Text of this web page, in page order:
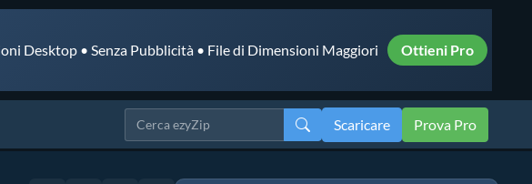
Desktop • Senza Pubblicità • File di Dimensioni Maggiori Ottieni Pro
Scaricare Prova Pro